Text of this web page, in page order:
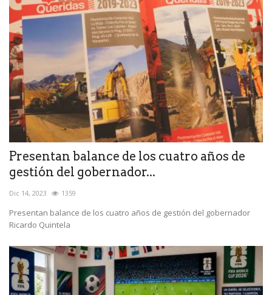
Presentan balance de los cuatro años de
gestión del gobernador...
Dic 14, 2023 1359
Presentan balance de los cuatro años de gestión del gobernador
Ricardo Quintela